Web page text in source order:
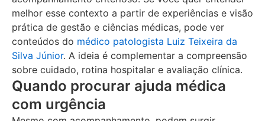
melhor esse contexto a partir de experiências e visão
prática de gestão e ciências médicas, pode ver
conteúdos do médico patologista Luiz Teixeira da
Silva Júnior. A ideia é complementar a compreensão
sobre cuidado, rotina hospitalar e avaliação clínica.
Quando procurar ajuda médica
com urgência